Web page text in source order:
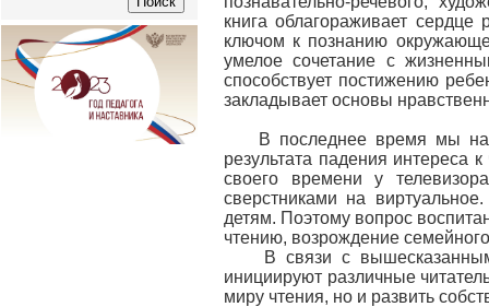
книга облагораживает
ключом к познанию
умелое сочетание с
способствует постижению
закладывает основы
В последнее время мы
результата падения интереса
своего времени у
сверстниками на
детям. Поэтому вопрос
чтению, возрождение
В связи с вышесказанным
инициируют различные
миру чтения, но и развить